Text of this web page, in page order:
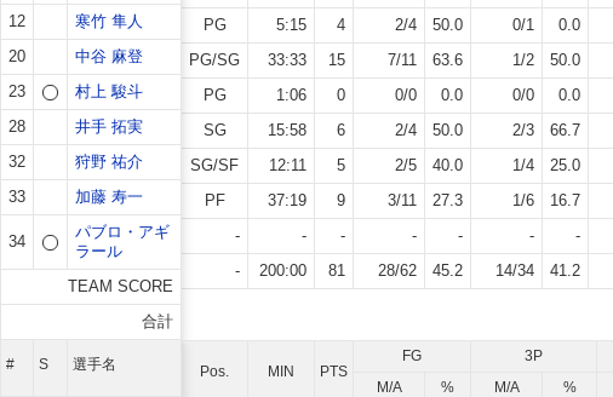
12
寒竹 隼人
20
中谷 麻登
23
村上 駿斗
28
井手 拓実
32
狩野 祐介
33
加藤 寿一
34
パブロ・アギ
ラール
TEAM SCORE
合計
PG
5:15 4 2/4 50.0 0/1 0.0
PG/SG
33:33 15 7/11 63.6 1/2 50.0
PG
1:06 0 0/0 0.0 0/0 0.0
SG
15:58 6 2/4 50.0 2/3 66.7
SG/SF
12:11 5 2/5 40.0 1/4 25.0
PF
37:19 9 3/11 27.3 1/6 16.7
-
- - - - - -
-
200:00 81 28/62 45.2 14/34 41.2
# S 選手名 Pos. MIN PTS
FG 3P
M/A
% M/A %